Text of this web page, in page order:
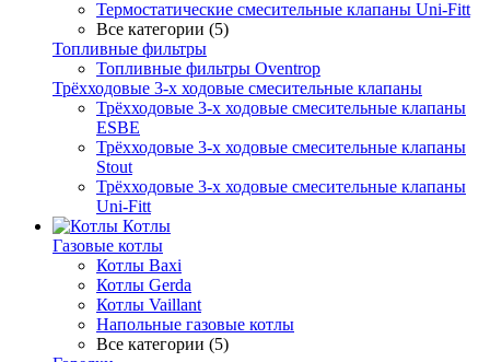
Термостатические смесительные клапаны Uni-Fitt
Все категории (5)
Топливные фильтры
Топливные фильтры Oventrop
Трёхходовые 3-х ходовые смесительные клапаны
Трёхходовые 3-х ходовые смесительные клапаны
ESBE
Трёхходовые 3-х ходовые смесительные клапаны
Stout
Трёхходовые 3-х ходовые смесительные клапаны
Uni-Fitt
Котлы
Газовые котлы
Котлы Baxi
Котлы Gerda
Котлы Vaillant
Напольные газовые котлы
Все категории (5)